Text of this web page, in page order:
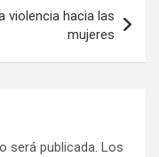
violencia hacia las
mujeres
será publicada. Los